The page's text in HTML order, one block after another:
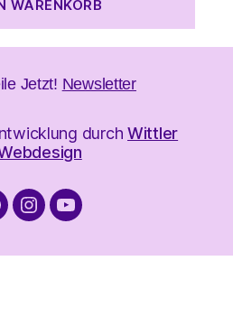
WARENKORB
Jetzt! Newsletter
durchWittler
InstagramYouTube